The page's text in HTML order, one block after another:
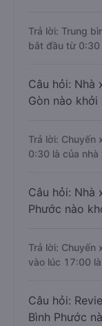
Trả lời: Trung
bắt đầu từ
Câu hỏi: Nhà
Gòn nào khởi
Trả lời: Chuyến
0:30 là của nhà
Câu hỏi: Nhà
Phước nào
Trả lời: Chuyến
vào lúc 17:00
Câu hỏi:
Bình Phước